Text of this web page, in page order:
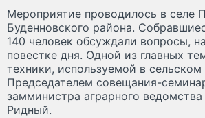
Мероприятие проводилось в селе
Буденновского района.
140 человек обсуждали вопросы,
повестке дня. Одной из главных
техники, используемой в сельском
Председателем совещания-
замминистра аграрного
Ридный.